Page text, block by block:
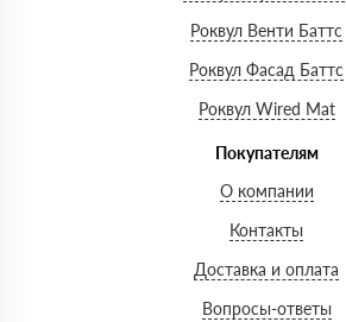
Роквул Венти Баттс
Роквул Фасад Баттс
Роквул Wired Mat
Покупателям
О компании
Контакты
Доставка и оплата
Вопросы-ответы